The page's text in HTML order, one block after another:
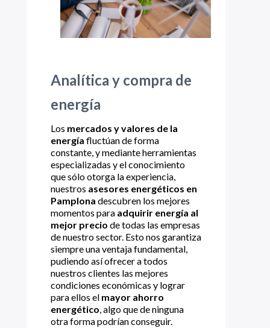
Analítica y compra de
energía
Los mercados y valores de la
energía fluctúan de forma
constante, y mediante herramientas
especializadas y el conocimiento
que sólo otorga la experiencia,
nuestros asesores energéticos en
Pamplona descubren los mejores
momentos para adquirir energía al
mejor precio de todas las empresas
de nuestro sector. Esto nos garantiza
siempre una ventaja fundamental,
pudiendo así ofrecer a todos
nuestros clientes las mejores
condiciones económicas y lograr
para ellos el mayor ahorro
energético, algo que de ninguna
otra forma podrían conseguir.